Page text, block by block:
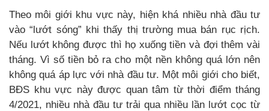
Theo môi giới khu vực này, hiện khá nhiều nhà đầu tư
vào “lướt sóng” khi thấy thị trường mua bán rục rịch.
Nếu lướt không được thì họ xuống tiền và đợi thêm vài
tháng. Vì số tiền bỏ ra cho một nền không quá lớn nên
không quá áp lực với nhà đầu tư. Một môi giới cho biết,
BĐS khu vực này được quan tâm từ thời điểm tháng
4/2021, nhiều nhà đầu tư trải qua nhiều lần lướt cọc từ